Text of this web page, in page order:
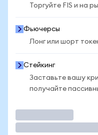
Торгуйте FIS и на
Фьючерсы
Лонг или шорт
Стейкинг
Заставьте вашу
получайте